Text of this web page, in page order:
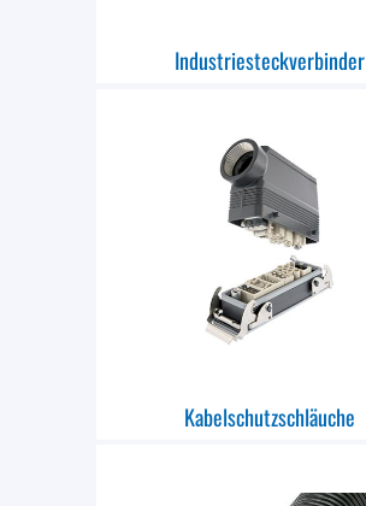
Industriesteckverbinder
Kabelschutzschläuche